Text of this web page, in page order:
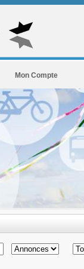
Mon Compte